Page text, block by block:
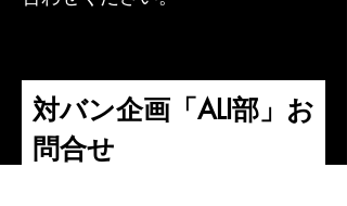
対バン企画「ALI部」お
問合せ